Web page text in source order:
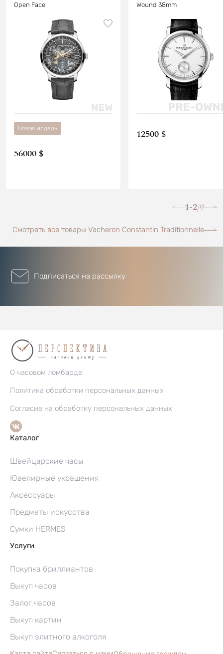
Open Face
Новая модель
56000 $
Wound 38mm
12500 $
1-2/9
Смотреть все товары Vacheron Constantin Traditionnelle
Подписаться на рассылку
О часовом ломбарде
Политика обработки персональных данных
Согласие на обработку персональных данных
Каталог
Швейцарские часы
Ювелирные украшения
Аксессуары
Предметы искусства
Сумки HERMES
Услуги
Покупка бриллиантов
Выкуп часов
Залог часов
Выкуп картин
Выкуп элитного алкоголя